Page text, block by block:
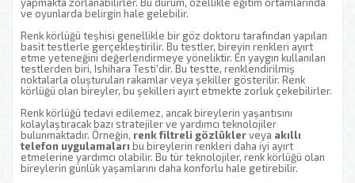
ve oyunlarda belirgin hale gelebilir.
Renk körlüğü teşhisi genellikle bir göz doktoru tarafından yapılan
basit testlerle gerçekleştirilir. Bu testler, bireyin renkleri ayırt
etme yeteneğini değerlendirmeye yöneliktir. En yaygın kullanılan
testlerden biri, Ishihara Testi'dir. Bu testte, renklendirilmiş
noktalarla oluşturulan rakamlar veya şekiller gösterilir. Renk
körlüğü olan bireyler, bu şekilleri ayırt etmekte zorluk çekebilirler.
Renk körlüğü tedavi edilemez, ancak bireylerin yaşantısını
kolaylaştıracak bazı stratejiler ve yardımcı teknolojiler
bulunmaktadır. Örneğin, renk filtreli gözlüklerveya akıllı
telefon uygulamaları bu bireylerin renkleri daha iyi ayırt
etmelerine yardımcı olabilir. Bu tür teknolojiler, renk körlüğü olan
bireylerin günlük yaşamlarını daha konforlu hale getirebilir.